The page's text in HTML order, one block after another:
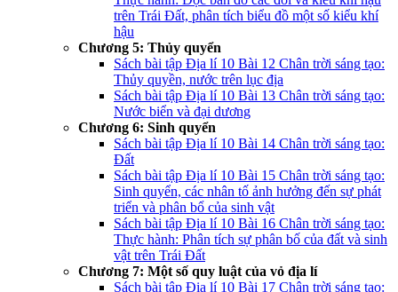
trên Trái Đất, phân tích biểu đồ một số kiểu khí
hậu
Chương 5: Thủy quyển
Sách bài tập Địa lí 10 Bài 12 Chân trời sáng tạo:
Thủy quyền, nước trên lục địa
Sách bài tập Địa lí 10 Bài 13 Chân trời sáng tạo:
Nước biển và đại dương
Chương 6: Sinh quyển
Sách bài tập Địa lí 10 Bài 14 Chân trời sáng tạo:
Đất
Sách bài tập Địa lí 10 Bài 15 Chân trời sáng tạo:
Sinh quyển, các nhân tố ảnh hưởng đến sự phát
triển và phân bổ của sinh vật
Sách bài tập Địa lí 10 Bài 16 Chân trời sáng tạo:
Thực hành: Phân tích sự phân bố của đất và sinh
vật trên Trái Đất
Chương 7: Một số quy luật của vỏ địa lí
Sách bài tập Địa lí 10 Bài 17 Chân trời sáng tạo: